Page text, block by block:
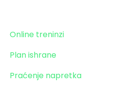
Online treninzi
Plan ishrane
Praćenje napretka